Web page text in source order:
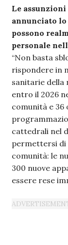
Le
annunciato lo
possono
personale
“Non basta
rispondere in
sanitarie della
entro il 2026
comunità e 36
cattedrali nel
permettersi di
comunità: le
300 nuove
essere rese